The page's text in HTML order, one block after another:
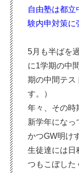
自由塾は都立
験内申対策に
5月も半ばを
に1学期の中
期の中間テス
す。）
年々、その時
新学年になっ
かつGW明け
生徒達には日
つもこぼした